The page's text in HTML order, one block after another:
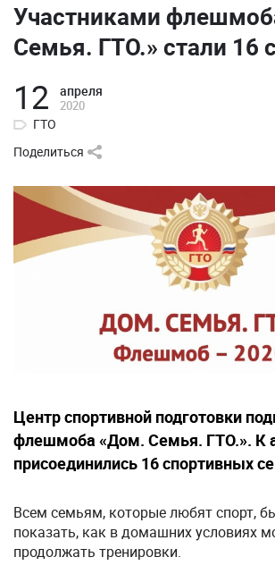
Участниками
Семья. ГТО.» стали 16
12 апреля
2020
ГТО
Поделиться
Центр спортивной подготовки
флешмоба «Дом. Семья. ГТО.». К
присоединились 16 спортивных
Всем семьям, которые любят спорт,
показать, как в домашних условиях
продолжать тренировки.